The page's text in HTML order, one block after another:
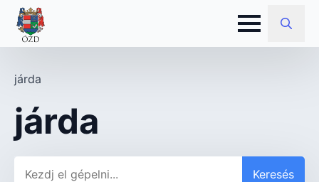
Search
járda
járda
Keresés